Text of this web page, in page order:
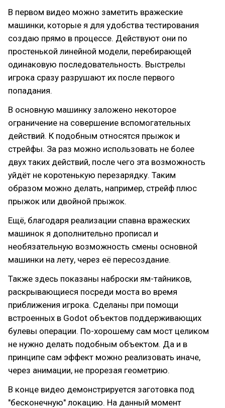
В первом видео можно заметить вражеские
машинки, которые я для удобства тестирования
создаю прямо в процессе. Действуют они по
простенькой линейной модели, перебирающей
одинаковую последовательность. Выстрелы
игрока сразу разрушают их после первого
попадания.
В основную машинку заложено некоторое
ограничение на совершение вспомогательных
действий. К подобным относятся прыжок и
стрейфы. За раз можно использовать не более
двух таких действий, после чего эта возможность
уйдёт не коротенькую перезарядку. Таким
образом можно делать, например, стрейф плюс
прыжок или двойной прыжок.
Ещё, благодаря реализации спавна вражеских
машинок я дополнительно прописал и
необязательную возможность смены основной
машинки на лету, через её пересоздание.
Также здесь показаны наброски ям-тайников,
раскрывающиеся посреди моста во время
приближения игрока. Сделаны при помощи
встроенных в Godot объектов поддерживающих
булевы операции. По-хорошему сам мост целиком
не нужно делать подобным объектом. Да и в
принципе сам эффект можно реализовать иначе,
через анимации, не прорезая геометрию.
В конце видео демонстрируется заготовка под
"бесконечную" локацию. На данный момент